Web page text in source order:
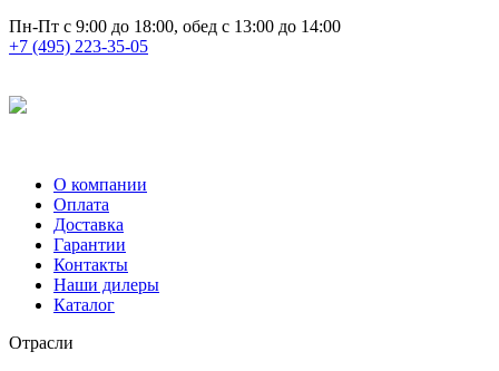
Пн-Пт с 9:00 до 18:00, обед с 13:00 до 14:00
+7 (495) 223-35-05
О компании
Оплата
Доставка
Гарантии
Контакты
Наши дилеры
Каталог
Отрасли